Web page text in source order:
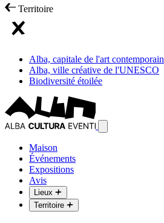
Territoire
Alba, capitale de l'art contemporain
Alba, ville créative de l'UNESCO
Biodiversité étoilée
Maison
Événements
Expositions
Avis
Lieux
Territoire